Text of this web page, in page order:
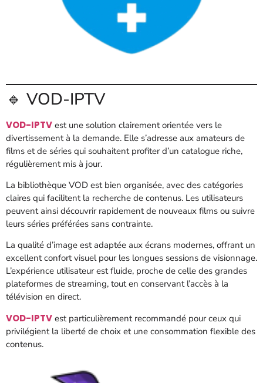
🔹 VOD-IPTV
VOD-IPTV est une solution clairement orientée vers le
divertissement à la demande. Elle s’adresse aux amateurs de
films et de séries qui souhaitent profiter d’un catalogue riche,
régulièrement mis à jour.
La bibliothèque VOD est bien organisée, avec des catégories
claires qui facilitent la recherche de contenus. Les utilisateurs
peuvent ainsi découvrir rapidement de nouveaux films ou suivre
leurs séries préférées sans contrainte.
La qualité d’image est adaptée aux écrans modernes, offrant un
excellent confort visuel pour les longues sessions de visionnage.
L’expérience utilisateur est fluide, proche de celle des grandes
plateformes de streaming, tout en conservant l’accès à la
télévision en direct.
VOD-IPTV est particulièrement recommandé pour ceux qui
privilégient la liberté de choix et une consommation flexible des
contenus.